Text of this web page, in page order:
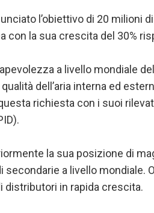
l’obiettivo di 20 milioni
con la sua crescita del 30%
a livello mondiale
dell’aria interna ed
richiesta con i suoi
la sua posizione di
secondarie a livello mondiale.
distributori in rapida crescita.